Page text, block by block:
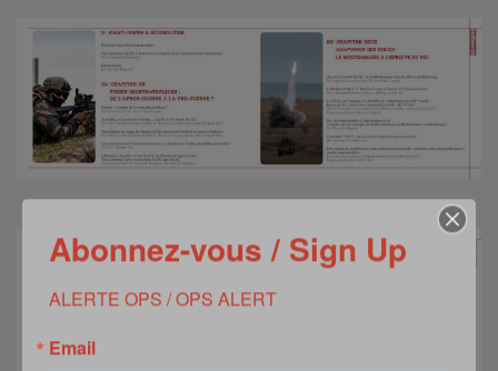
Abonnez-vous / Sign Up
ALERTE OPS / OPS ALERT
Email